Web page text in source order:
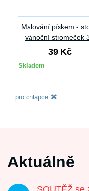
Malování pískem -
vánoční stromeček
39 Kč
Skladem
pro chlapce
Aktuálně
SOUTĚŽ se